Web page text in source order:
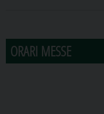
ORARI MESSE